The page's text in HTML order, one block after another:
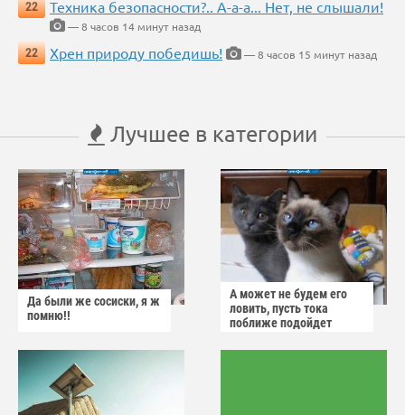
22
Техника безопасности?.. А-а-а... Нет, не слышали!
— 8 часов 14 минут назад
22
Хрен природу победишь! — 8 часов 15 минут назад
Лучшее в категории
Да были же сосиски, я ж
помню!!
А может не будем его
ловить, пусть тока
поближе подойдет